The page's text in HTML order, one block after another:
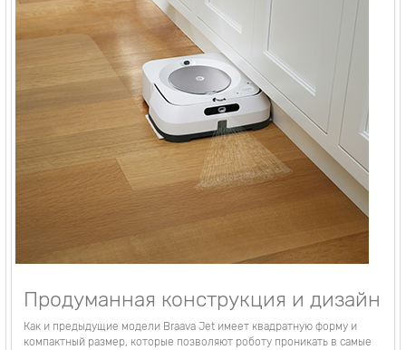
Продуманная конструкция и дизайн
Как и предыдущие модели Braava Jet имеет квадратную форму и
компактный размер, которые позволяют роботу проникать в самые